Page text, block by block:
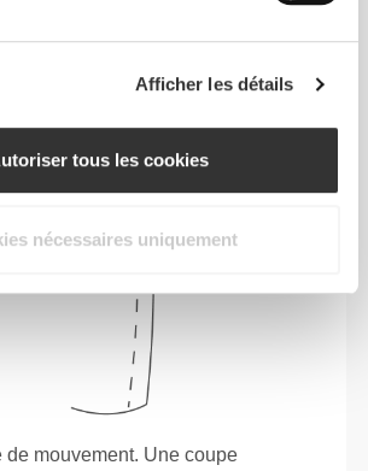
Afficher les détails
tous les cookies
nécessaires uniquement
de mouvement. Une coupe